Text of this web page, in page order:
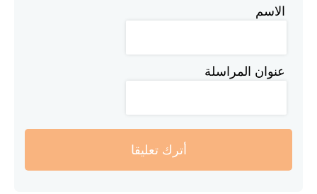
الاسم
عنوان المراسلة
أترك تعليقا